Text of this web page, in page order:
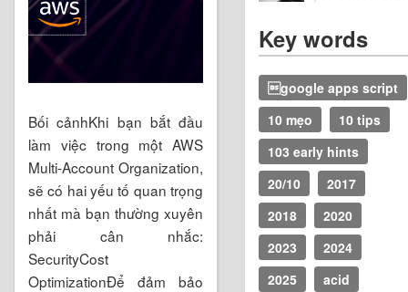
Bối cảnhKhi bạn bắt đầu
làm việc trong một AWS
Multi-Account Organization,
sẽ có hai yếu tố quan trọng
nhất mà bạn thường xuyên
phải cân nhắc:
SecurityCost
OptimizationĐể đảm bảo
Key words
google apps script
10 mẹo
10 tips
103 early hints
20/10
2017
2018
2020
2023
2024
2025
acid